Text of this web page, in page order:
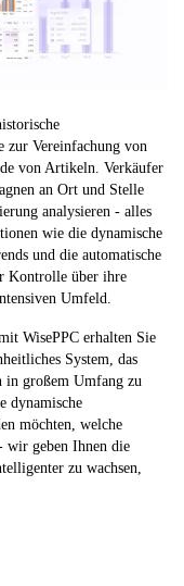
zur Vereinfachung von
von Artikeln. Verkäufer
an Ort und Stelle
analysieren - alles
wie die dynamische
und die automatische
Kontrolle über ihre
Umfeld.
WisePPC erhalten Sie
System, das
in großem Umfang zu
dynamische
möchten, welche
wir geben Ihnen die
zu wachsen,